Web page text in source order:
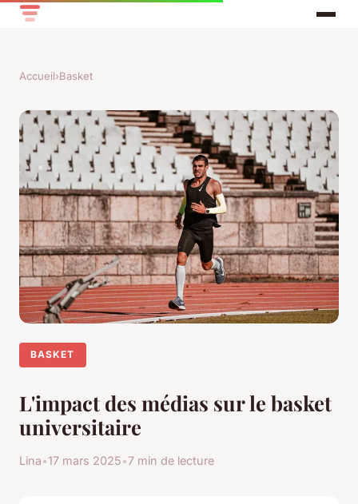
Accueil›Basket
BASKET
L'impact des médias sur le basket
universitaire
Lina•17 mars 2025•7 min de lecture